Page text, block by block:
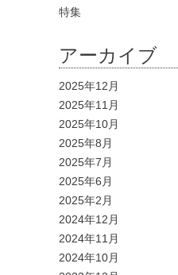
特集
アーカイブ
2025年12月
2025年11月
2025年10月
2025年8月
2025年7月
2025年6月
2025年2月
2024年12月
2024年11月
2024年10月